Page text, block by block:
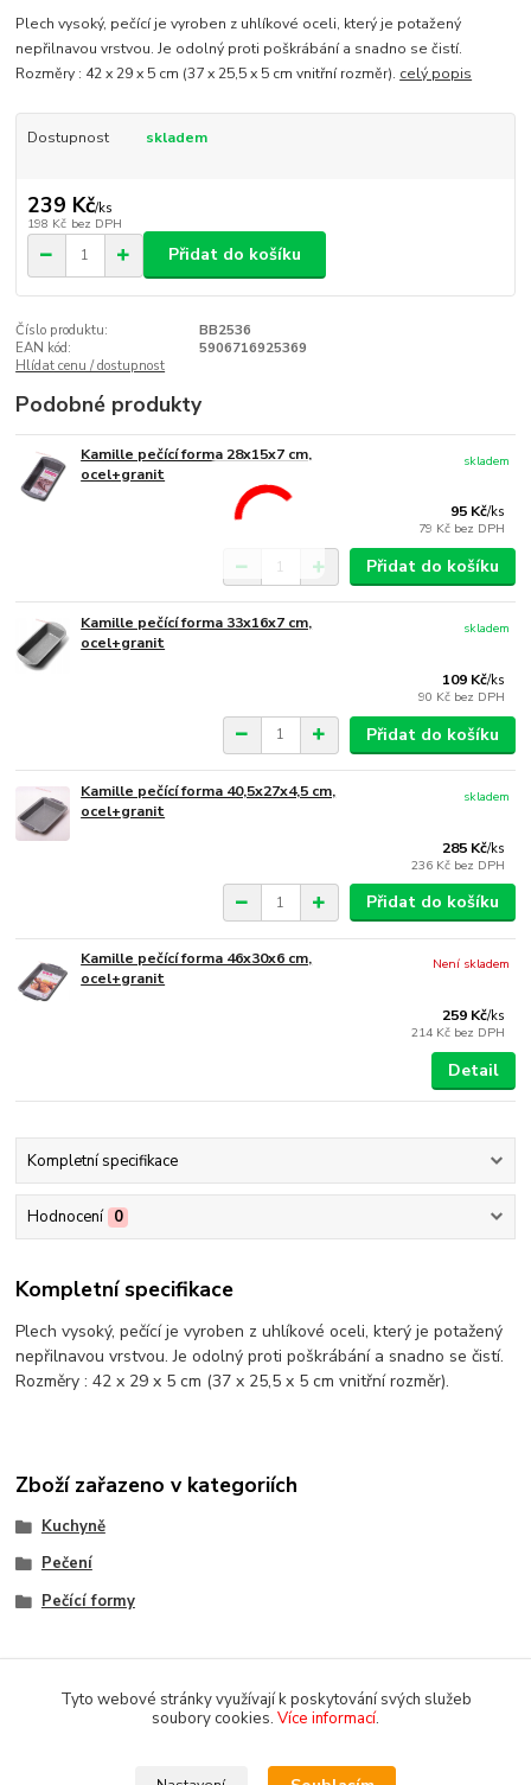
Plech vysoký, pečící je vyroben z uhlíkové oceli, který je potažený
nepřilnavou vrstvou. Je odolný proti poškrábání a snadno se čistí.
Rozměry : 42 x 29 x 5 cm (37 x 25,5 x 5 cm vnitřní rozměr). celý popis
Dostupnost skladem
239 Kč/ks
198 Kč bez DPH
Přidat do košíku
Číslo produktu:
BB2536
EAN kód:
5906716925369
Hlídat cenu / dostupnost
Podobné produkty
Kamille pečící forma 28x15x7 cm,
ocel+granit
95 Kč/ks
79 Kč bez DPH
skladem
Přidat do košíku
Kamille pečící forma 33x16x7 cm,
ocel+granit
109 Kč/ks
90 Kč bez DPH
skladem
Přidat do košíku
Kamille pečící forma 40,5x27x4,5 cm,
ocel+granit
285 Kč/ks
236 Kč bez DPH
skladem
Přidat do košíku
Kamille pečící forma 46x30x6 cm,
ocel+granit
259 Kč/ks
214 Kč bez DPH
Není skladem
Detail
Kompletní specifikace
Hodnocení 0
Kompletní specifikace
Plech vysoký, pečící je vyroben z uhlíkové oceli, který je potažený
nepřilnavou vrstvou. Je odolný proti poškrábání a snadno se čistí.
Rozměry : 42 x 29 x 5 cm (37 x 25,5 x 5 cm vnitřní rozměr).
Zboží zařazeno v kategoriích
Kuchyně
Pečení
Pečící formy
Tyto webové stránky využívají k poskytování svých služeb
soubory cookies. Více informací.